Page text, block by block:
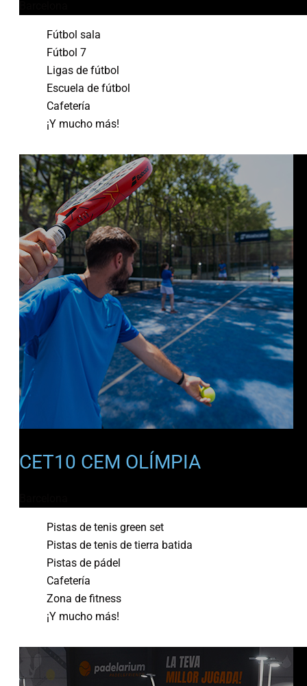
Fútbol sala
Fútbol 7
Ligas de fútbol
Escuela de fútbol
Cafetería
¡Y mucho más!
CET10 CEM OLÍMPIA
Pistas de tenis green set
Pistas de tenis de tierra batida
Pistas de pádel
Cafetería
Zona de fitness
¡Y mucho más!